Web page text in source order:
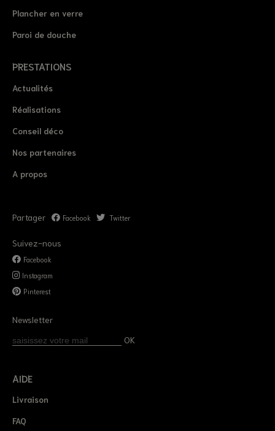
Plancher en verre
Paroi de douche
PRESTATIONS
Actualités
Réalisations
Conseil déco
Nos partenaires
A propos
Partager Facebook Twitter
Suivez-nous
Facebook
Instagram
Pinterest
Newsletter
OK
AIDE
Livraison
FAQ